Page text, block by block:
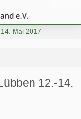
Mai 2017
12.-14.